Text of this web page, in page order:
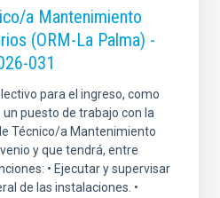
a Mantenimiento
(ORM-La Palma) -
031
para el ingreso, como
puesto de trabajo con la
Técnico/a Mantenimiento
y que tendrá, entre
• Ejecutar y supervisar
de las instalaciones. •